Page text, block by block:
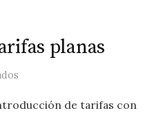
planas
de tarifas con